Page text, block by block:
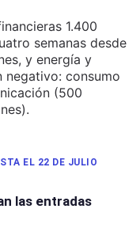
1.400
semanas desde
y energía y
negativo: consumo
(500
EL 22 DE JULIO
las entradas